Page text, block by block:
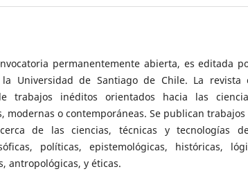
permanentemente abierta, es editada
Universidad de Santiago de Chile. La revista
trabajos inéditos orientados hacia las
modernas o contemporáneas. Se publican
de las ciencias, técnicas y tecnologías
políticas, epistemológicas, históricas,
antropológicas, y éticas.